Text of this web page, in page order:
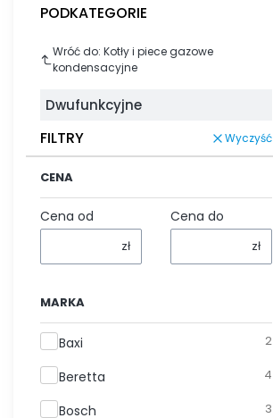
PODKATEGORIE
Wróć do: Kotły i piece gazowe
kondensacyjne
Dwufunkcyjne
FILTRY Wyczyść
CENA
Cena od
zł
Cena do
zł
MARKA
Marka
Baxi 2
Beretta 4
Bosch 3